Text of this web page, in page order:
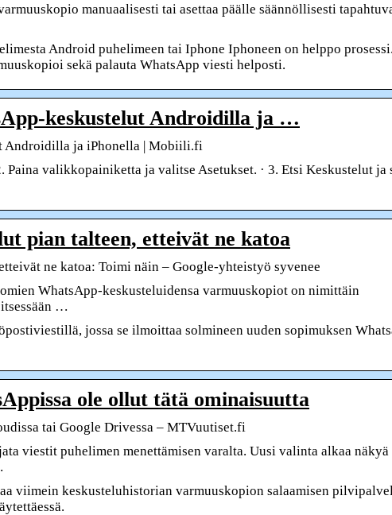
manuaalisesti tai asettaa päälle säännöllisesti
Android puhelimeen tai Iphone Iphoneen on helppo
sekä palauta WhatsApp viesti helposti.
keskustelut Androidilla ja …
Androidilla ja iPhonella | Mobiili.fi
valikkopainiketta ja valitse Asetukset. · 3. Etsi Keskustelut ja
pian talteen, etteivät ne katoa
ne katoa: Toimi näin – Google-yhteistyö syvenee
WhatsApp-keskusteluidensa varmuuskopiot on nimittäin
…
jossa se ilmoittaa solmineen uuden sopimuksen
ole ollut tätä ominaisuutta
tai Google Drivessa – MTVuutiset.fi
viestit puhelimen menettämisen varalta. Uusi valinta alkaa näkyä
viimein keskusteluhistorian varmuuskopion salaamisen